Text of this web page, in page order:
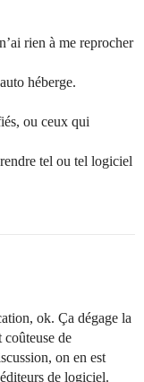
rien à me reprocher
héberge.
ou ceux qui
tel ou tel logiciel
ok. Ça dégage la
de
on en est
de logiciel.